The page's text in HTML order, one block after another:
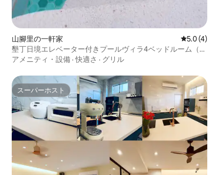
山腳里の一軒家 レビュー4
5.0 (4)
墾丁日境エレベーター付きプールヴィラ4ベッドルーム（フ
ァミリーマート／アジャの家／農会／恒春老街5分／バーベ
アメニティ・設備 ·快適さ · グリル
スーパーホスト
スーパーホスト